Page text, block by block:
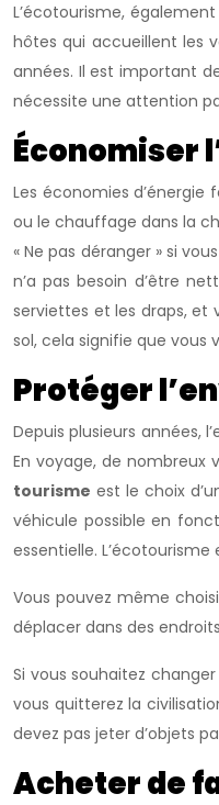
L’écotourisme,
hôtes qui accueillent les
années. Il est important
nécessite une attention
Économiser
Les économies
ou le chauffage dans la
« Ne pas déranger » si
n’a pas besoin d’être
serviettes et les draps, et
sol, cela signifie que vous
Protéger
Depuis plusieurs années,
En voyage, de nombreux
tourisme est le choix
véhicule possible en
essentielle.
Vous pouvez même
déplacer dans des
Si vous souhaitez
vous quitterez la
devez pas jeter d’objets
Acheter de